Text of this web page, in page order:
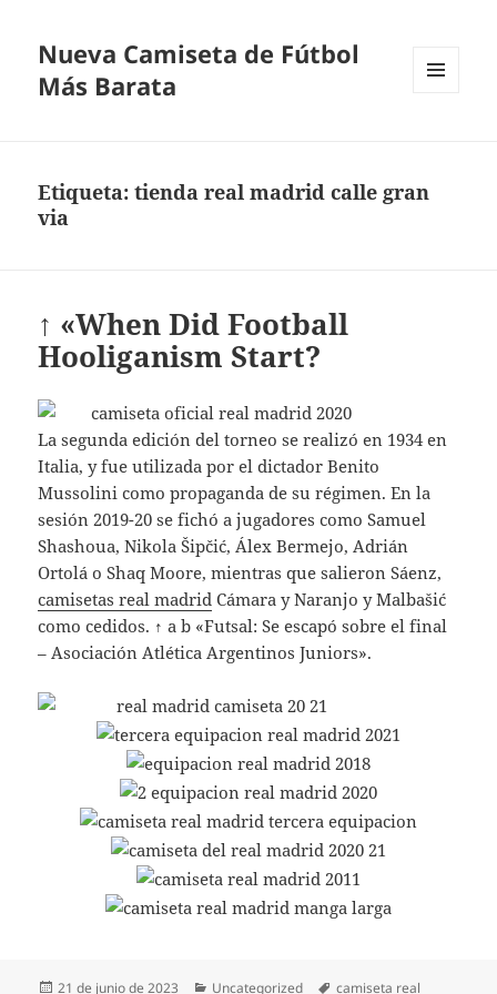
Nueva Camiseta de Fútbol
Más Barata
Etiqueta:tienda real madrid calle gran
via
↑ «When Did Football
Hooliganism Start?
La segunda edición del torneo se realizó en 1934 en
Italia, y fue utilizada por el dictador Benito
Mussolini como propaganda de su régimen. En la
sesión 2019-20 se fichó a jugadores como Samuel
Shashoua, Nikola Šipčić, Álex Bermejo, Adrián
Ortolá o Shaq Moore, mientras que salieron Sáenz,
camisetas real madrid Cámara y Naranjo y Malbašić
como cedidos. ↑ a b «Futsal: Se escapó sobre el final
– Asociación Atlética Argentinos Juniors».
Publicado
21 de junio de 2023 Categorías
Uncategorized Etiquetas
camiseta real